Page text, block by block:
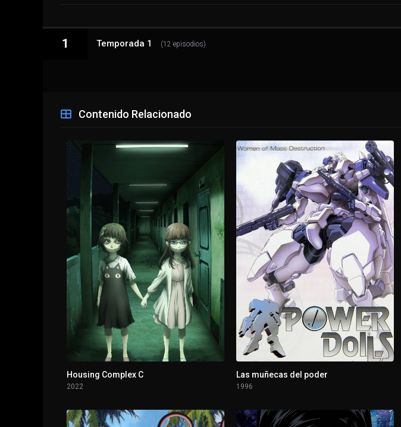
1 Temporada 1 (12 episodios)
1 - 1 Episodio 1
1 - 2 La lista de los muertos
1 - 3
1 - 4 Episodio 4
El héroe de los muertos
1 - 6 La autocaravana de los muertos
Episodio 7
1 - 8 Episodio 8
Episodio 9
1 - 10
1 - 11 El pueblo natal de los muertos II
Contenido Relacionado
Housing Complex C
2022
Las muñecas del poder
1996